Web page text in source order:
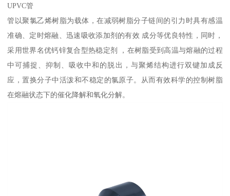
UPVC管
管以聚氯乙烯树脂为载体，在减弱树脂分子链间的引力时具有感温
准确、定时熔融、迅速吸收添加剂的有效 成分等优良特性，同时，
采用世界名优钙锌复合型热稳定剂 ，在树脂受到高温与熔融的过程
中可捕捉、抑制、吸收中和的脱出，与聚烯结构进行双键加成反
应，置换分子中活泼和不稳定的氯原子。从而有效科学的控制树脂
在熔融状态下的催化降解和氧化分解。